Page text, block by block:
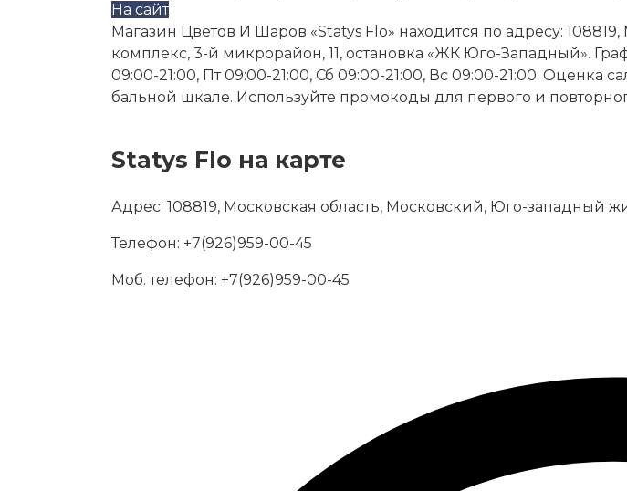
На сайт
Магазин Цветов И Шаров «Statys Flo» находится по адресу:
комплекс, 3-й микрорайон, 11, остановка «ЖК Юго-Западный».
09:00-21:00, Пт 09:00-21:00, Сб 09:00-21:00, Вс 09:00-21:00. Оценка
бальной шкале. Используйте промокоды для первого и
Statys Flo на карте
Адрес: 108819, Московская область, Московский, Юго-западный
Телефон: +7(926)959-00-45
Моб. телефон: +7(926)959-00-45